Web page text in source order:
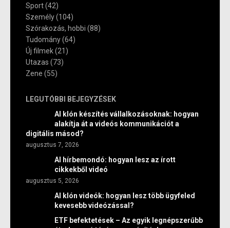
Sport(42)
Személy(104)
Szórakozás, hobbi (88)
Tudomány(64)
Új filmek(21)
Utazas (73)
Zene (55)
LEGUTÓBBI BEJEGYZÉSEK
AI klón készítés vállalkozásoknak: hogyan
alakítja át a videós kommunikációt a
digitális másod?
augusztus 7, 2026
AI hírbemondó: hogyan lesz az írott
cikkekből videó
augusztus 5, 2026
AI klón videók: hogyan lesz több ügyfeled
kevesebb videózással?
ETF befektetések – Az egyik legnépszerűbb